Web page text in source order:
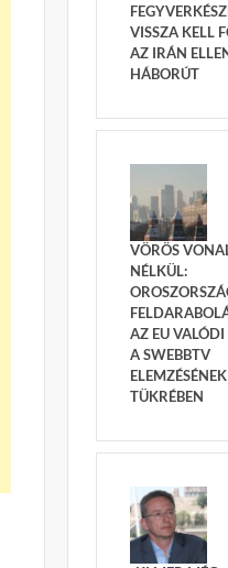
VISSZA KELL
AZ IRÁN
HÁBORÚT
VÖRÖS
NÉLKÜL:
AZ EU VALÓDI
A SWEBBTV
ELEMZÉSÉNEK
TÜKRÉBEN